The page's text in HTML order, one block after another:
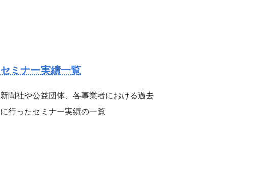
セミナー実績一覧
新聞社や公益団体、各事業者における過去
に行ったセミナー実績の一覧